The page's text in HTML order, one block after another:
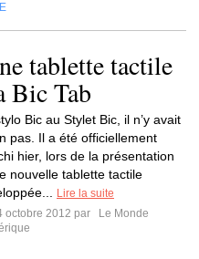
tablette tactile
Bic Tab
Bic au Stylet Bic, il n’y avait
pas. Il a été officiellement
hier, lors de la présentation
nouvelle tablette tactile
Lire la suite
octobre 2012 par
Le Monde